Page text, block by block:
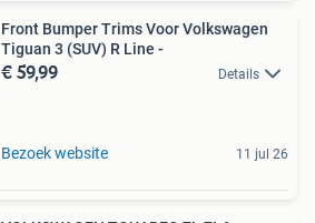
Front Bumper Trims Voor Volkswagen
Tiguan 3 (SUV) R Line -
€ 59,99 Details
Bezoek website 11 jul 26